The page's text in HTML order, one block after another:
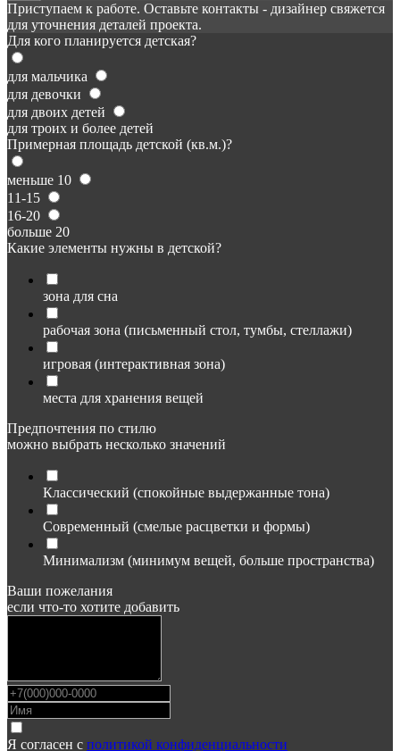
Приступаем к работе. Оставьте контакты - дизайнер свяжется
для уточнения деталей проекта.
Для кого планируется детская?
для мальчика
для девочки
для двоих детей
для троих и более детей
Примерная площадь детской (кв.м.)?
меньше 10
11-15
16-20
больше 20
Какие элементы нужны в детской?
зона для сна
рабочая зона (письменный стол, тумбы, стеллажи)
игровая (интерактивная зона)
места для хранения вещей
Предпочтения по стилю
можно выбрать несколько значений
Классический (спокойные выдержанные тона)
Современный (смелые расцветки и формы)
Минимализм (минимум вещей, больше пространства)
Ваши пожелания
если что-то хотите добавить
Я согласен с политикой конфиденциальности